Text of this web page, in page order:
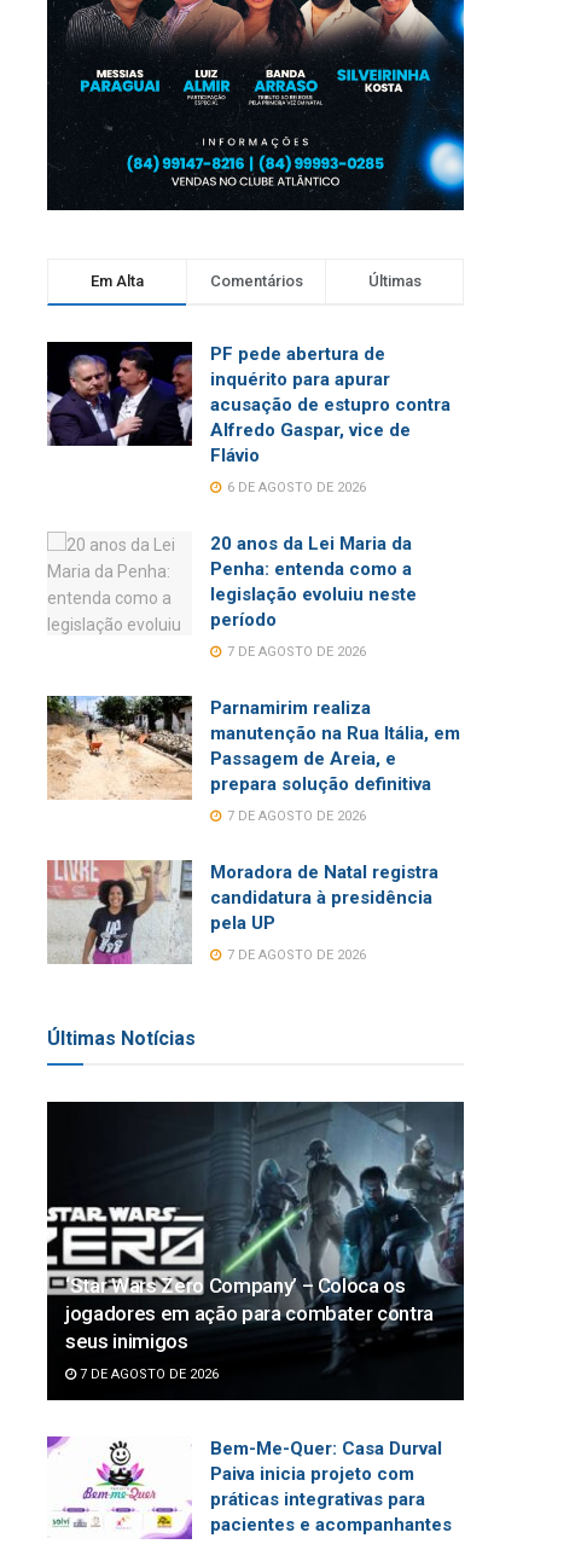
Em Alta Comentários Últimas
PF pede abertura de
inquérito para apurar
acusação de estupro contra
Alfredo Gaspar, vice de
Flávio
6 DE AGOSTO DE 2026
20 anos da Lei Maria da
Penha: entenda como a
legislação evoluiu neste
período
7 DE AGOSTO DE 2026
Parnamirim realiza
manutenção na Rua Itália, em
Passagem de Areia, e
prepara solução definitiva
7 DE AGOSTO DE 2026
Moradora de Natal registra
candidatura à presidência
pela UP
7 DE AGOSTO DE 2026
Últimas Notícias
‘Star Wars Zero Company’ – Coloca os
jogadores em ação para combater contra
seus inimigos
7 DE AGOSTO DE 2026
Bem-Me-Quer: Casa Durval
Paiva inicia projeto com
práticas integrativas para
pacientes e acompanhantes